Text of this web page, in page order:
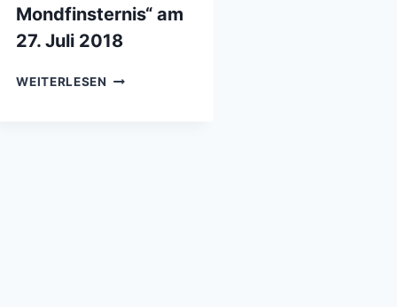
Mondfinsternis“ am
27. Juli 2018
WEITERLESEN DIE